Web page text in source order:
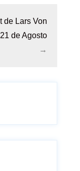
de Lars Von
de Agosto
→